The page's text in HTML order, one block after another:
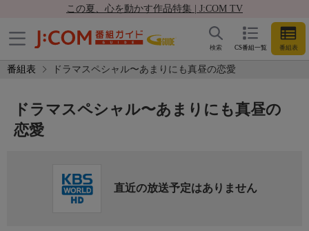
この夏、心を動かす作品特集 | J:COM TV
CS番組一覧 番組表
検索
番組表 ドラマスペシャル〜あまりにも真昼の恋愛
ドラマスペシャル〜あまりにも真昼の
恋愛
直近の放送予定はありません